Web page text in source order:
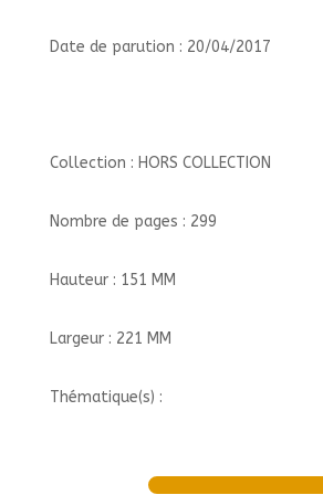
Date de parution : 20/04/2017
Collection : HORS COLLECTION
Nombre de pages : 299
Hauteur : 151 MM
Largeur : 221 MM
Thématique(s) :